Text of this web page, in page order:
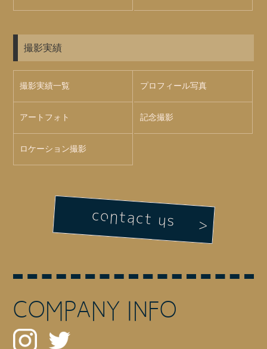
撮影実績
撮影実績一覧 プロフィール写真
アートフォト 記念撮影
ロケーション撮影
contact us
COMPANY INFO